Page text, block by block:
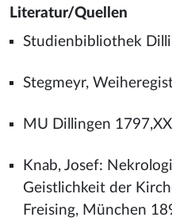
Literatur/Quellen
Studienbibliothek
Stegmeyr,
MU Dillingen
Knab, Josef:
Geistlichkeit der
Freising, München